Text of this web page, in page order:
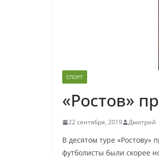
СПОРТ
«Ростов»
22 сентября, 2019 Дмитрий
В десятом туре
футболисты были скорее